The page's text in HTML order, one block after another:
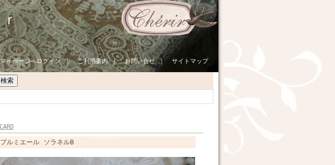
マイページへログイン｜ ご利用案内｜ お問い合せ｜ サイトマップ
ルミエール ソラネルB